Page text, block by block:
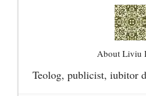
About Liviu
Teolog, publicist, iubitor